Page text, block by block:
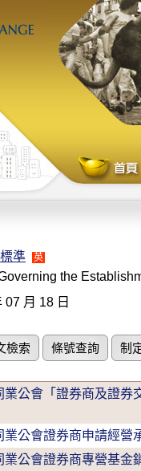
準 英
the
07 月 18 日
檢索 條號查詢 制
業公會「證券商及證
業公會證券商申請經營
業公會證券商專營基